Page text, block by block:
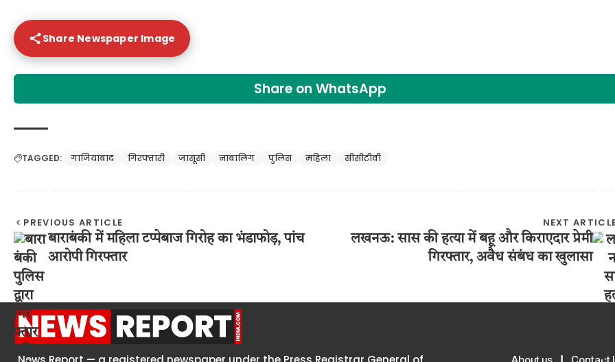
Share Newspaper Image
Share on WhatsApp
TAGGED: गाजियाबाद गिरफ्तारी जासूसी नाबालिग पुलिस महिला सीसीटीवी
PREVIOUS ARTICLE
बाराबंकी में महिला टप्पेबाज गिरोह का भंडाफोड़, पांच
आरोपी गिरफ्तार
NEXT
लखनऊ: सास की हत्या में बहू और किराएदार प्रेमी
गिरफ्तार, अवैध संबंध का खुलासा